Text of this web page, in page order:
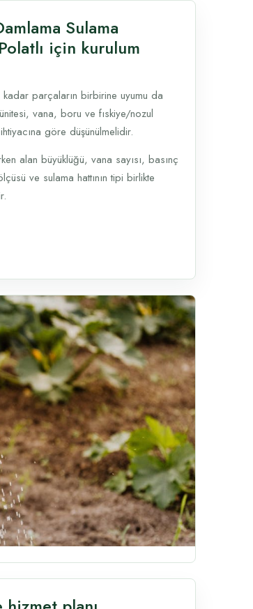
Sulama
için kurulum
parçaların birbirine uyumu da
vana, boru ve fıskiye/nozul
göre düşünülmelidir.
alan büyüklüğü, vana sayısı, basınç
ve sulama hattının tipi birlikte